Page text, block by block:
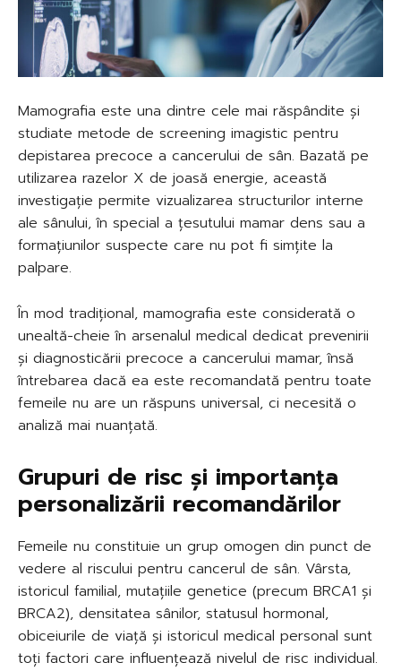
Mamografia este una dintre cele mai răspândite și
studiate metode de screening imagistic pentru
depistarea precoce a cancerului de sân. Bazată pe
utilizarea razelor X de joasă energie, această
investigație permite vizualizarea structurilor interne
ale sânului, în special a țesutului mamar dens sau a
formațiunilor suspecte care nu pot fi simțite la
palpare.
În mod tradițional, mamografia este considerată o
unealtă-cheie în arsenalul medical dedicat prevenirii
și diagnosticării precoce a cancerului mamar, însă
întrebarea dacă ea este recomandată pentru toate
femeile nu are un răspuns universal, ci necesită o
analiză mai nuanțată.
Grupuri de risc și importanța
personalizării recomandărilor
Femeile nu constituie un grup omogen din punct de
vedere al riscului pentru cancerul de sân. Vârsta,
istoricul familial, mutațiile genetice (precum BRCA1 și
BRCA2), densitatea sânilor, statusul hormonal,
obiceiurile de viață și istoricul medical personal sunt
toți factori care influențează nivelul de risc individual.